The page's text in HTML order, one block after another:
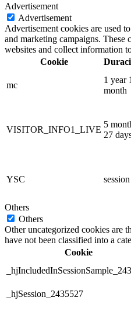
Advertisement
Advertisement
Advertisement cookies are used
and marketing campaigns. These
websites and collect information
Cookie
mc
1 year
month
VISITOR_INFO1_LIVE
5
27
YSC session
Others
Others
Other uncategorized cookies are
have not been classified into a
Cookie
_hjSession_2435527